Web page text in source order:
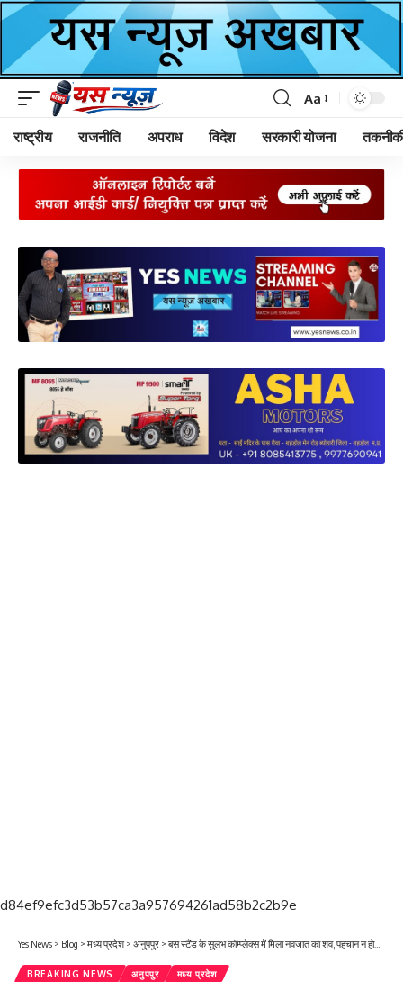
Font
Resizer
Aa
राष्ट्रीय राजनीति अपराध विदेश सरकारी योजना
d84ef9efc3d53b57ca3a957694261ad58b2c2b9e
Yes News > Blog > मध्य प्रदेश> अनुपपुर > बस स्टैंड के सुलभ कॉम्प्लेक्स में मिला नवजात का शव, पहचान न होने पर पुलिस व सामाजिक कार्यकर्ताओं ने किया अंतिम संस्कार
BREAKING NEWS अनुपपुर मध्य प्रदेश